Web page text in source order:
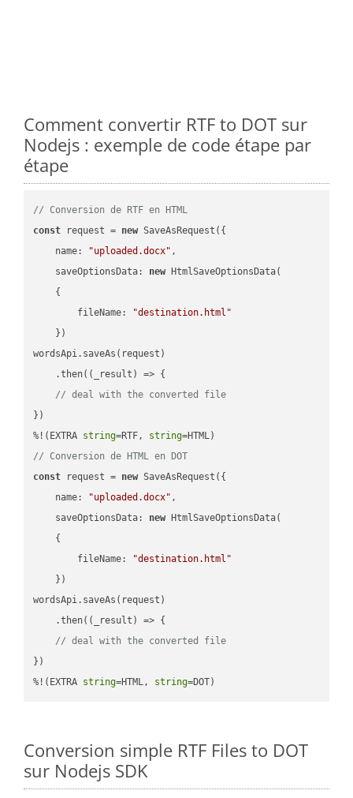
Comment convertir RTF to DOT sur
Nodejs : exemple de code étape par
étape
// Conversion de RTF en HTML
const request = new SaveAsRequest({
name: "uploaded.docx" ,
saveOptionsData: new HtmlSaveOptionsData(
    {
fileName:
"destination.html"
    })
wordsApi.saveAs(request)
    .then(
( _result ) => {
// deal with the converted file
})
%!(EXTRA string=RTF, string
// Conversion de HTML en DOT
const request = new SaveAsRequest({
name: "uploaded.docx" ,
saveOptionsData: new HtmlSaveOptionsData(
    {
fileName:
"destination.html"
    })
wordsApi.saveAs(request)
    .then(
( _result ) => {
// deal with the converted file
})
%!(EXTRA string=HTML, string=DOT)
Conversion simple RTF Files to DOT
sur Nodejs SDK